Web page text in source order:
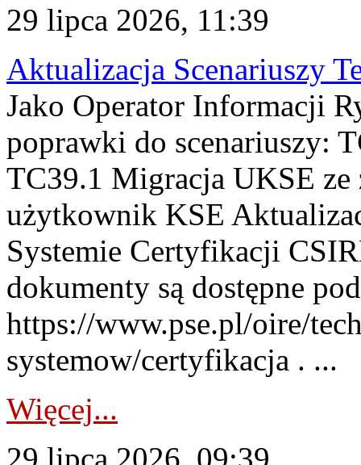
29 lipca 2026, 11:39
Aktualizacja Scenariuszy
Jako Operator Informacji
poprawki do scenariuszy:
TC39.1 Migracja UKSE
użytkownik KSE
Systemie Certyfikacji
dokumenty są dostępne
https://www.pse.pl/oire/
systemow/certyfikacja . ...
Więcej...